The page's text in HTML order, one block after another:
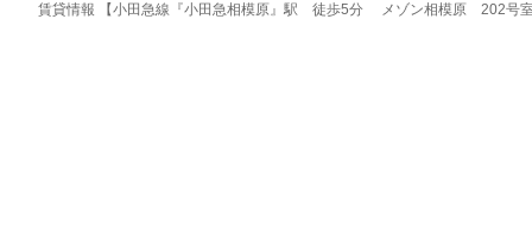
賃貸情報 【小田急線『小田急相模原』駅 徒歩5分 メゾン相模原 202号